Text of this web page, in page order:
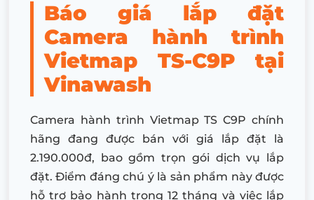
Báo giá lắp đặt
Camera hành trình
Vietmap TS-C9P tại
Vinawash
Camera hành trình Vietmap TS C9P chính
hãng đang được bán với giá lắp đặt là
2.190.000đ, bao gồm trọn gói dịch vụ lắp
đặt. Điểm đáng chú ý là sản phẩm này được
hỗ trợ bảo hành trong 12 tháng và việc lắp